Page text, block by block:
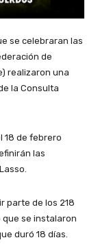
se celebraran las
de
realizaron una
la Consulta
18 de febrero
las
parte de los 218
que se instalaron
duró 18 días.